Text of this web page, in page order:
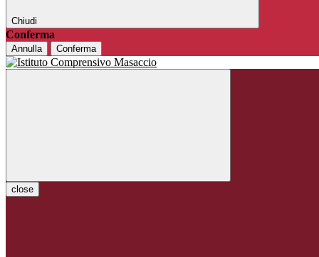
Chiudi
Conferma
Annulla Conferma
close